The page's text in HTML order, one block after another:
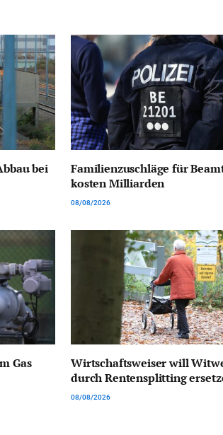
bei
Familienzuschläge für
kosten Milliarden
08/08/2026
Gas
Wirtschaftsweiser will
durch Rentensplitting
08/08/2026